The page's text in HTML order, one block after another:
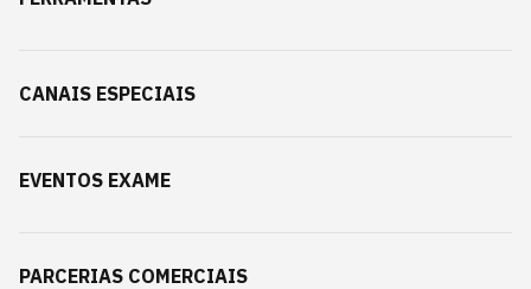
CANAIS ESPECIAIS
EVENTOS EXAME
PARCERIAS COMERCIAIS